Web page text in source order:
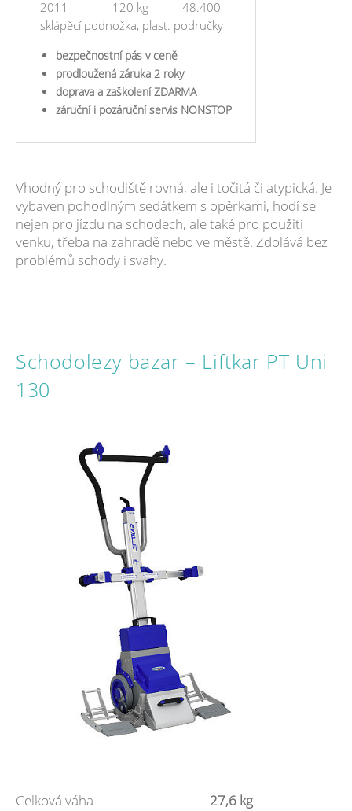
2011 120 kg
48.400,-
sklápěcí podnožka, plast. područky
bezpečnostní pás v ceně
​prodloužená záruka 2 roky
doprava a zaškolení ZDARMA
záruční i pozáruční servis NONSTOP
Vhodný pro schodiště rovná, ale i točitá či atypická. Je
vybaven pohodlným sedátkem s opěrkami, hodí se
nejen pro jízdu na schodech, ale také pro použití
venku, třeba na zahradě nebo ve městě. Zdolává bez
problémů schody i svahy.
Schodolezy bazar – Liftkar PT Uni
130
Celková váha
27,6 kg